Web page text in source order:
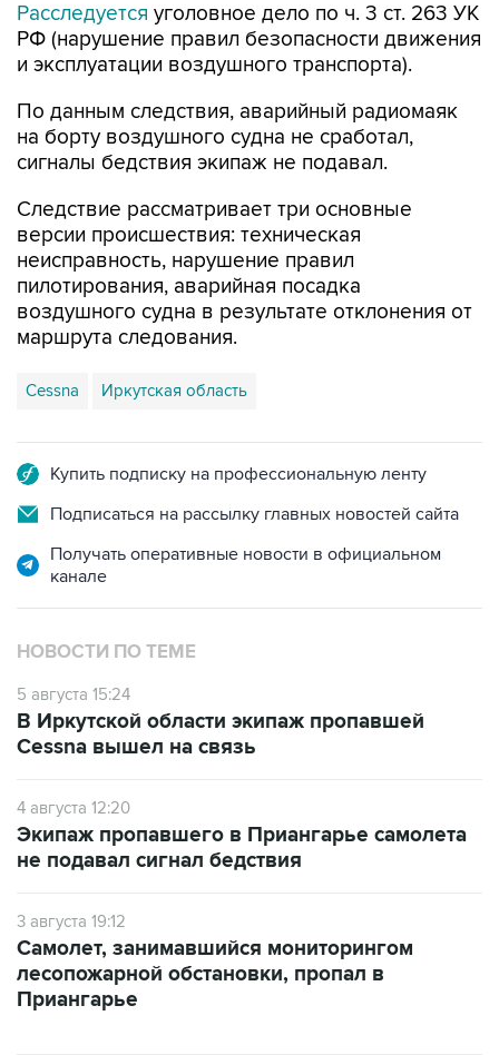
Расследуется уголовное дело по ч. 3 ст. 263 УК
РФ (нарушение правил безопасности движения
и эксплуатации воздушного транспорта).
По данным следствия, аварийный радиомаяк
на борту воздушного судна не сработал,
сигналы бедствия экипаж не подавал.
Следствие рассматривает три основные
версии происшествия: техническая
неисправность, нарушение правил
пилотирования, аварийная посадка
воздушного судна в результате отклонения от
маршрута следования.
Cessna Иркутская область
Купить подписку на профессиональную ленту
Подписаться на рассылку главных новостей сайта
Получать оперативные новости в официальном
канале
НОВОСТИ ПО ТЕМЕ
5 августа 15:24
В Иркутской области экипаж пропавшей
Cessna вышел на связь
4 августа 12:20
Экипаж пропавшего в Приангарье самолета
не подавал сигнал бедствия
3 августа 19:12
Самолет, занимавшийся мониторингом
лесопожарной обстановки, пропал в
Приангарье